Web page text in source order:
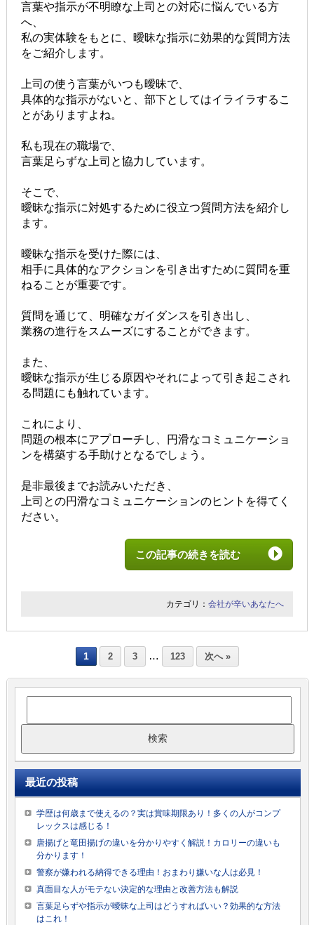
言葉や指示が不明瞭な上司との対応に悩んでいる方
へ、
私の実体験をもとに、曖昧な指示に効果的な質問方法
をご紹介します。
上司の使う言葉がいつも曖昧で、
具体的な指示がないと、部下としてはイライラするこ
とがありますよね。
私も現在の職場で、
言葉足らずな上司と協力しています。
そこで、
曖昧な指示に対処するために役立つ質問方法を紹介し
ます。
曖昧な指示を受けた際には、
相手に具体的なアクションを引き出すために質問を重
ねることが重要です。
質問を通じて、明確なガイダンスを引き出し、
業務の進行をスムーズにすることができます。
また、
曖昧な指示が生じる原因やそれによって引き起こされ
る問題にも触れています。
これにより、
問題の根本にアプローチし、円滑なコミュニケーショ
ンを構築する手助けとなるでしょう。
是非最後までお読みいただき、
上司との円滑なコミュニケーションのヒントを得てく
ださい。
この記事の続きを読む
カテゴリ：会社が辛いあなたへ
1 2 3 … 123 次へ »
最近の投稿
学歴は何歳まで使えるの？実は賞味期限あり！多くの人がコンプ
レックスは感じる！
唐揚げと竜田揚げの違いを分かりやすく解説！カロリーの違いも
分かります！
警察が嫌われる納得できる理由！おまわり嫌いな人は必見！
真面目な人がモテない決定的な理由と改善方法も解説
言葉足らずや指示が曖昧な上司はどうすればいい？効果的な方法
はこれ！